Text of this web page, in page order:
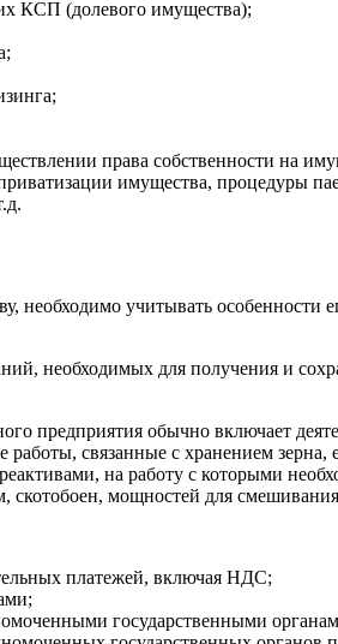
КСП (долевого имущества);
права собственности на
имущества, процедуры
учитывать особенности
необходимых для получения и
предприятия обычно включает
связанные с хранением
на работу с которыми
мощностей для
платежей, включая НДС;
государственными